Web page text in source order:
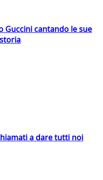
Guccini cantando le sue
a dare tutti noi